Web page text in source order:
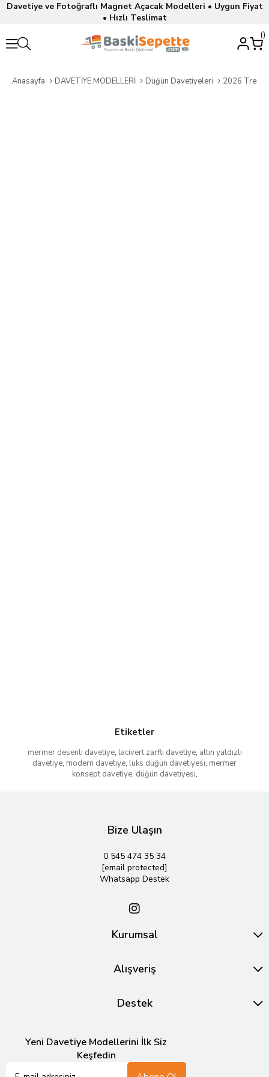
Davetiye ve Fotoğraflı Magnet Açacak Modelleri • Uygun Fiyat
• Hızlı Teslimat
Anasayfa DAVETİYE MODELLERİ Düğün Davetiyeleri 2026 Trend
Etiketler
mermer desenli davetiye, lacivert zarflı davetiye, altın yaldızlı
davetiye, modern davetiye, lüks düğün davetiyesi, mermer
konsept davetiye, düğün davetiyesi,
Bize Ulaşın
0 545 474 35 34
[email protected]
Whatsapp Destek
Kurumsal
Alışveriş
Destek
Yeni Davetiye Modellerini İlk Siz
Keşfedin